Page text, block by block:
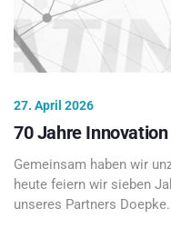
27. April 2026
70 Jahre
Gemeinsam haben wir
heute feiern wir sieben
unseres Partners Doepke.